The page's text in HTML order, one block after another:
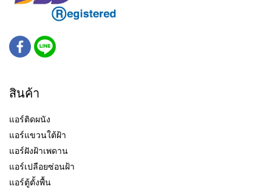
สินค้า
แอร์ติดผนัง
แอร์แขวนใต้ฝ้า
แอร์ฝังฝ้าเพดาน
แอร์เปลือยซ่อนฝ้า
แอร์ตู้ตั้งพื้น